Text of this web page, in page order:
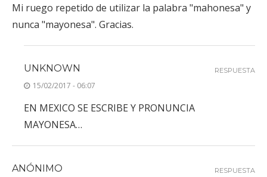
Mi ruego repetido de utilizar la palabra "mahonesa" y
nunca "mayonesa". Gracias.
UNKNOWN
15/02/2017 - 06:07
EN MEXICO SE ESCRIBE Y PRONUNCIA
MAYONESA…
RESPUESTA
ANÓNIMO RESPUESTA